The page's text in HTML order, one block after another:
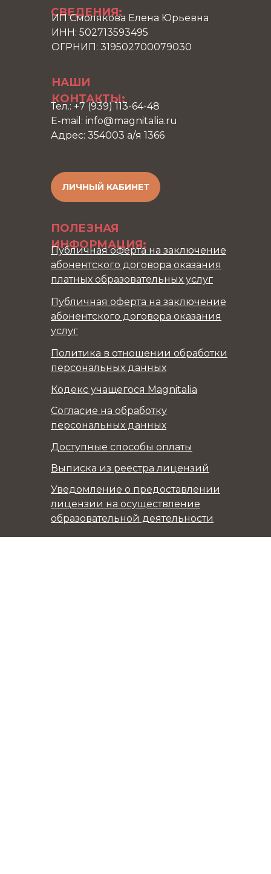
ЛИЧНЫЙ КАБИНЕТ
СВЕДЕНИЯ:
НАШИ
КОНТАКТЫ:
ПОЛЕЗНАЯ
ИНФОРМАЦИЯ:
ИП Смолякова Елена Юрьевна
ИНН: 502713593495
ОГРНИП: 319502700079030
Кодекс учащегося Magnitalia
Уведомление о предоставлении
лицензии на осуществление
образовательной деятельности
Выписка из реестра лицензий
Доступные способы оплаты
Согласие на обработку
персональных данных
Политика в отношении обработки
персональных данных
Публичная оферта на заключение
абонентского договора оказания
услуг
Публичная оферта на заключение
абонентского договора оказания
платных образовательных услуг
Тел.: +7 (939) 113-64-48
E-mail: info@magnitalia.ru
Адрес: 354003 а/я 1366